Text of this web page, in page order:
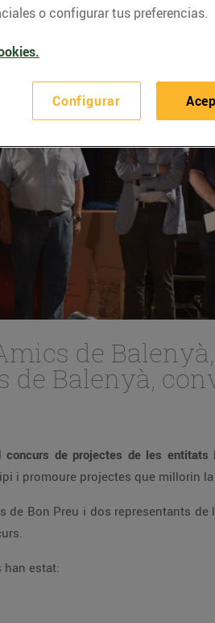
de
Balenyà,
concurs de projectes de les entitats
i promoure projectes que millorin
Bon Preu i dos representants de
han estat:
o configurar tus preferencias.
Configurar